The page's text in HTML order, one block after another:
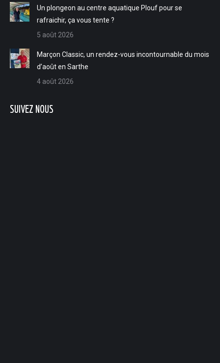
Un plongeon au centre aquatique Plouf pour se
rafraichir, ça vous tente ?
5 août 2026
Marçon Classic, un rendez-vous incontournable du mois
d’août en Sarthe
4 août 2026
SUIVEZ NOUS